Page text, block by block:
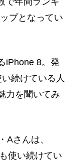
プとなってい
iPhone 8。発
続けている人
力を聞いてみ
さんは、
使い続けてい